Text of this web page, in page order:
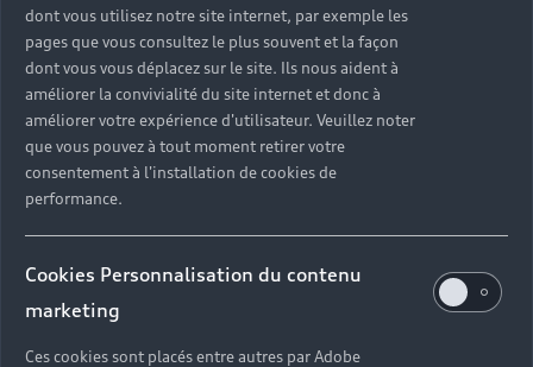
dont vous utilisez notre site internet, par exemple les
pages que vous consultez le plus souvent et la façon
dont vous vous déplacez sur le site. Ils nous aident à
améliorer la convivialité du site internet et donc à
améliorer votre expérience d'utilisateur. Veuillez noter
que vous pouvez à tout moment retirer votre
consentement à l'installation de cookies de
performance.
Cookies Personnalisation du contenu
marketing
Ces cookies sont placés entre autres par Adobe